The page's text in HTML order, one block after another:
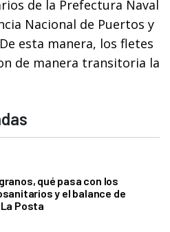
de la Prefectura Naval
Nacional de Puertos y
esta manera, los fletes
de manera transitoria la
qué pasa con los
y el balance de
Posta